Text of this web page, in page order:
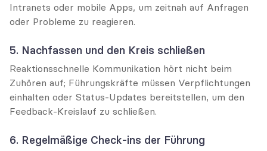
Intranets oder mobile Apps, um zeitnah auf Anfragen
oder Probleme zu reagieren.
5. Nachfassen und den Kreis schließen
Reaktionsschnelle Kommunikation hört nicht beim
Zuhören auf; Führungskräfte müssen Verpflichtungen
einhalten oder Status-Updates bereitstellen, um den
Feedback-Kreislauf zu schließen.
6. Regelmäßige Check-ins der Führung